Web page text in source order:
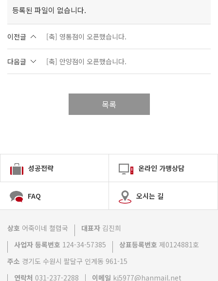
등록된 파일이 없습니다.
이전글 [축] 영통점이 오픈했습니다.
다음글 [축] 안양점이 오픈했습니다.
목록
성공전략 온라인 가맹상담
FAQ 오시는 길
상호 어죽이네 쳘렵국 대표자 김진희
사업자 등록번호 124-34-57385 상표등록번호 제0124881호
주소 경기도 수원시 팔달구 인계동 961-15
연락처 031-237-2288 이메일 kj5977@hanmail.net